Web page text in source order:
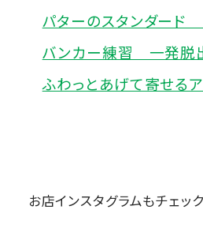
パターのスタンダー
バンカー練習 一発脱
ふわっとあげて寄せる
お店インスタグラムもチェッ